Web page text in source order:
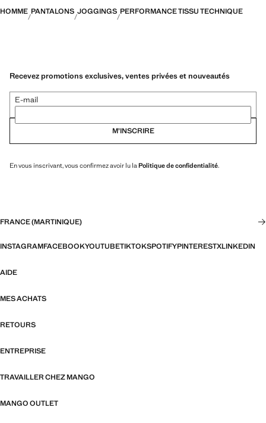
HOMME PANTALONS JOGGINGS PERFORMANCE TISSU TECHNIQUE
Recevez promotions exclusives, ventes privées et nouveautés
E-mail
M’INSCRIRE
En vous inscrivant, vous confirmez avoir lu la Politique de confidentialité.
FRANCE (MARTINIQUE)
INSTAGRAMFACEBOOKYOUTUBETIKTOKSPOTIFYPINTERESTXLINKEDIN
AIDE
MES ACHATS
RETOURS
ENTREPRISE
TRAVAILLER CHEZ MANGO
MANGO OUTLET